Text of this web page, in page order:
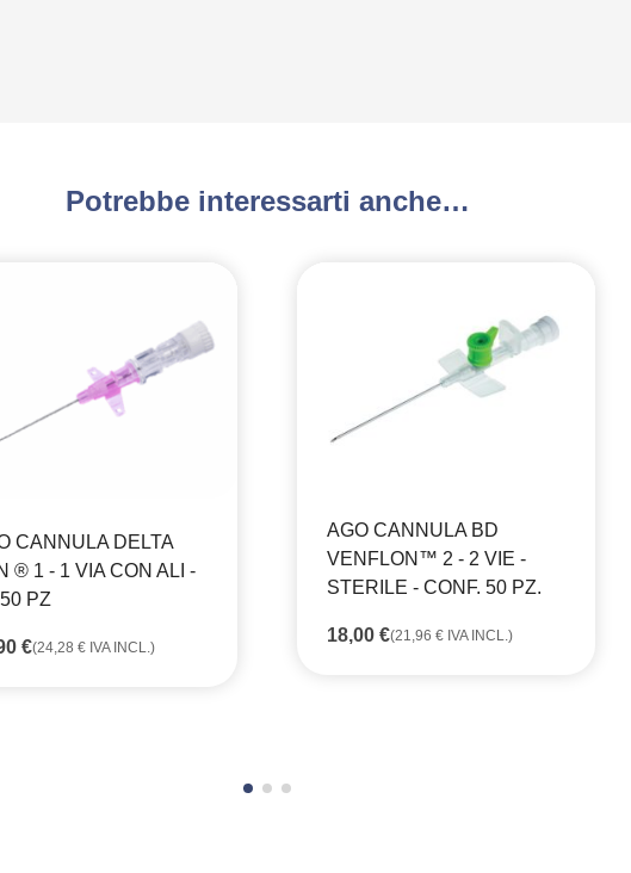
Potrebbe interessarti anche…
CANNULA DELTA
® 1 - 1 VIA CON ALI -
PZ
€(24,28 € IVA INCL.)
AGO CANNULA BD
VENFLON™ 2 - 2 VIE -
STERILE - CONF. 50 PZ.
18,00 €(21,96 € IVA INCL.)